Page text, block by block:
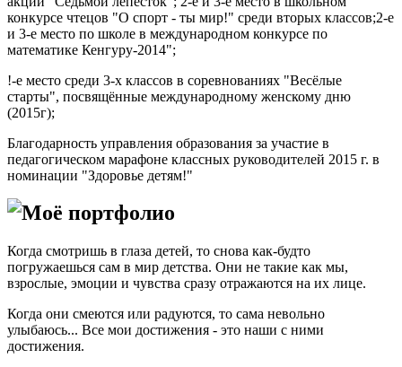
конкурсе чтецов "О спорт - ты мир!" среди вторых классов;2-е
и 3-е место по школе в международном конкурсе по
математике Кенгуру-2014";
!-е место среди 3-х классов в соревнованиях "Весёлые
старты", посвящённые международному женскому дню
(2015г);
Благодарность управления образования за участие в
педагогическом марафоне классных руководителей 2015 г. в
номинации "Здоровье детям!"
Моё портфолио
Когда смотришь в глаза детей, то снова как-будто
погружаешься сам в мир детства. Они не такие как мы,
взрослые, эмоции и чувства сразу отражаются на их лице.
Когда они смеются или радуются, то сама невольно
улыбаюсь... Все мои достижения - это наши с ними
достижения.